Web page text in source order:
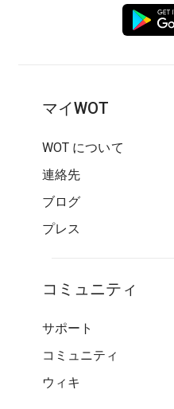
マイWOT
WOT について
連絡先
ブログ
プレス
コミュニティ
サポート
コミュニティ
ウィキ